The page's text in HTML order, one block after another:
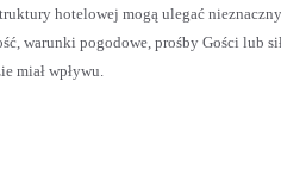
hotelowej mogą ulegać
warunki pogodowe, prośby Gości lub
miał wpływu.